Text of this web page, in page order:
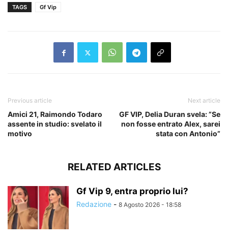
TAGS Gf Vip
Previous article
Amici 21, Raimondo Todaro
assente in studio: svelato il
motivo
Next article
GF VIP, Delia Duran svela: ”Se
non fosse entrato Alex, sarei
stata con Antonio”
RELATED ARTICLES
Gf Vip 9, entra proprio lui?
Redazione - 8 Agosto 2026 - 18:58